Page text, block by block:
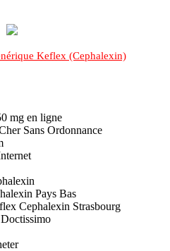
Keflex (Cephalexin)
mg en ligne
Sans Ordonnance
Pays Bas
Cephalexin Strasbourg